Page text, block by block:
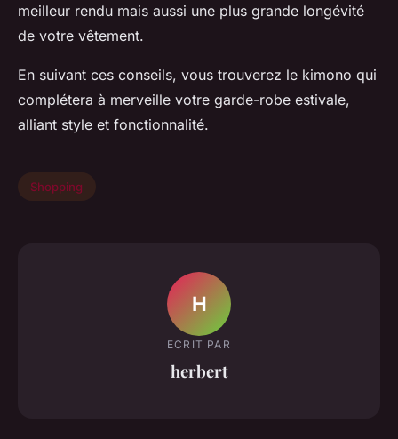
meilleur rendu mais aussi une plus grande longévité
de votre vêtement.
En suivant ces conseils, vous trouverez le kimono qui
complétera à merveille votre garde-robe estivale,
alliant style et fonctionnalité.
Shopping
H
ECRIT PAR
herbert